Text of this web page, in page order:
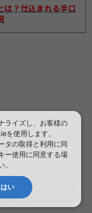
は？仕込まれる手口
IDやパスワードを
ていきます。​
テラルムーブメント
ことがあります。​
ライズし、お客様の
を使用します。
タの取得と利用に同
ー使用に同意する場
はい